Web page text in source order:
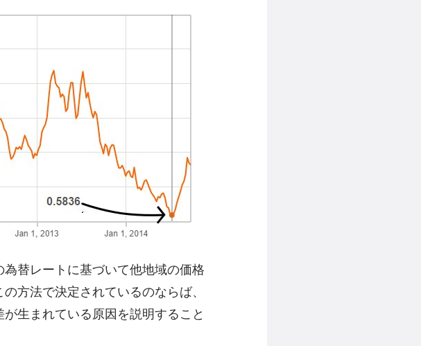
替レートに基づいて他地域の価格
方法で決定されているのならば、
生まれている原因を説明すること